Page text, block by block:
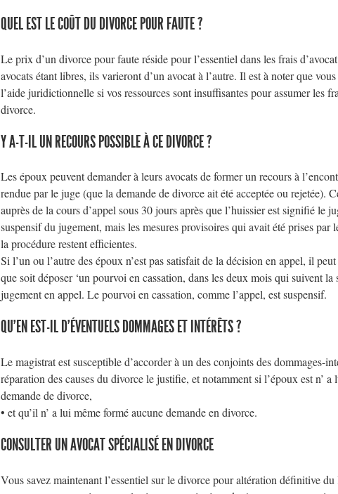
QUEL EST LE COÛT DU DIVORCE POUR FAUTE ?
Le prix d’un divorce pour faute réside pour l’essentiel dans les frais
avocats étant libres, ils varieront d’un avocat à l’autre. Il est à noter que
l’aide juridictionnelle si vos ressources sont insuffisantes pour assumer les
divorce.
Y A-T-IL UN RECOURS POSSIBLE À CE DIVORCE ?
Les époux peuvent demander à leurs avocats de former un recours à
rendue par le juge (que la demande de divorce ait été acceptée ou rejetée).
auprès de la cours d’appel sous 30 jours après que l’huissier est signifié le
suspensif du jugement, mais les mesures provisoires qui avait été prises par
la procédure restent efficientes.
Si l’un ou l’autre des époux n’est pas satisfait de la décision en appel, il
que soit déposer ‘un pourvoi en cassation, dans les deux mois qui suivent
jugement en appel. Le pourvoi en cassation, comme l’appel, est suspensif.
QU’EN EST-IL D’ÉVENTUELS DOMMAGES ET INTÉRÊTS ?
Le magistrat est susceptible d’accorder à un des conjoints des dommages-
réparation des causes du divorce le justifie, et notamment si l’époux est n’
demande de divorce,
• et qu’il n’ a lui même formé aucune demande en divorce.
CONSULTER UN AVOCAT SPÉCIALISÉ EN DIVORCE
Vous savez maintenant l’essentiel sur le divorce pour altération définitive